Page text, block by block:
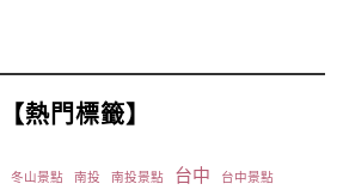
【熱門標籤】
冬山景點 南投 南投景點 台中 台中景點